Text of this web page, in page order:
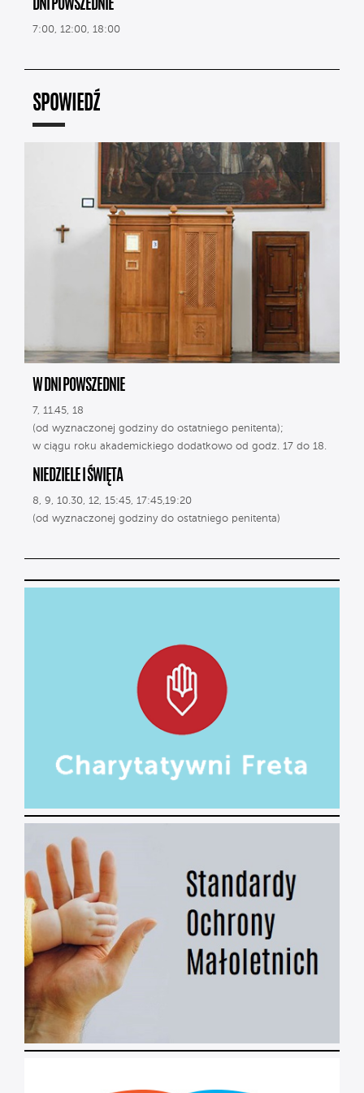
DNI POWSZEDNIE
7:00, 12:00, 18:00
SPOWIEDŹ
W DNI POWSZEDNIE
7, 11.45, 18
(od wyznaczonej godziny do ostatniego penitenta);
w ciągu roku akademickiego dodatkowo od godz. 17 do 18.
NIEDZIELE I ŚWIĘTA
8, 9, 10.30, 12, 15:45, 17:45,19:20
(od wyznaczonej godziny do ostatniego penitenta)